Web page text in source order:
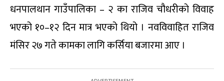
धनपालथान गाउँपालिका – २ का राजिव चौधरीकाे विवाह
भएको १०–१२ दिन मात्र भएको थियो । नवविवाहित राजिव
मंसिर २७ गते कामका लागि कर्सिया बजारमा आए ।